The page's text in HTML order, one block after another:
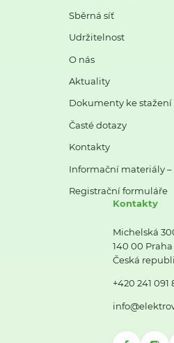
Sběrná síť
Udržitelnost
O nás
Aktuality
Dokumenty ke stažení
Časté dotazy
Kontakty
Informační materiály
Registrační formuláře
Kontakty
Michelská
140 00
Česká
+420 241 091